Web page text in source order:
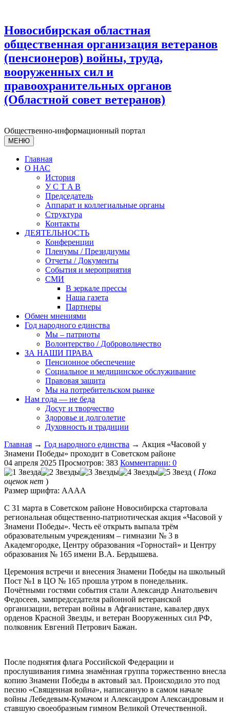
Новосибирская областная
общественная организация ветеранов
(пенсионеров) войны, труда,
вооруженных сил и
правоохранительных органов
(Областной совет ветеранов)
Общественно-информационный портал
МЕНЮ
Главная
О НАС
История
У С T A B
Председатель
Аппарат и коллегиальные органы
Структура
Контакты
ДЕЯТЕЛЬНОСТЬ
Конференции
Пленумы / Президиумы
Отчеты / Документы
События и мероприятия
СМИ
В зеркале прессы
Наша газета
Партнеры
Обмен мнениями
Год народного единства
Мы – патриоты
Волонтерство / Добровольчество
ЗА НАШИ ПРАВА
Пенсионное обеспечение
Социальное и медицинское обслуживание
Правовая защита
Мы на потребительском рынке
Нам года — не беда
Досуг и творчество
Здоровье и долголетие
Духовность и традиции
Главная → Год народного единства → Акция «Часовой у
Знамени Победы» проходит в Советском районе
04 апреля 2025 Просмотров: 383 Комментарии: 0
( Пока
оценок нет )
Размер шрифта: AAAA
С 31 марта в Советском районе Новосибирска стартовала
региональная общественно-патриотическая акция «Часовой у
Знамени Победы». Честь её открыть выпала трём
образовательным учреждениям – гимназии № 3 в
Академгородке, Центру образования «Горностай» и Центру
образования № 165 имени В.А. Бердышева.
Церемония встречи и внесения Знамени Победы на школьный
Пост №1 в ЦО № 165 прошла утром в понедельник.
Почётными гостями события стали Александр Анатольевич
Федосеев, зампредседателя районной ветеранской
организации, ветеран войны в Афганистане, кавалер двух
орденов Красной Звезды, и ветеран Вооруженных сил РФ,
полковник Евгений Петрович Бажан.
После поднятия флага Российской Федерации и
прослушивания гимна знамённая группа торжественно внесла
копию Знамени Победы в актовый зал. Происходило это под
песню «Священная война», написанную в самом начале
войны Лебедевым-Кумачом и Александром Александровым и
ставшую своеобразным гимном Великой Отечественной.